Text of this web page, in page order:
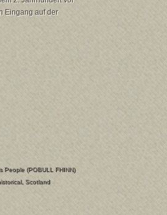
Eingang auf der
People (POBULL FHINN)
,Scotland